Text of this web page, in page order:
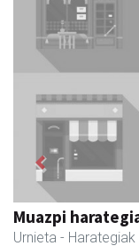
Urnietako Udala
Urnieta - Udaletxeak
Previous